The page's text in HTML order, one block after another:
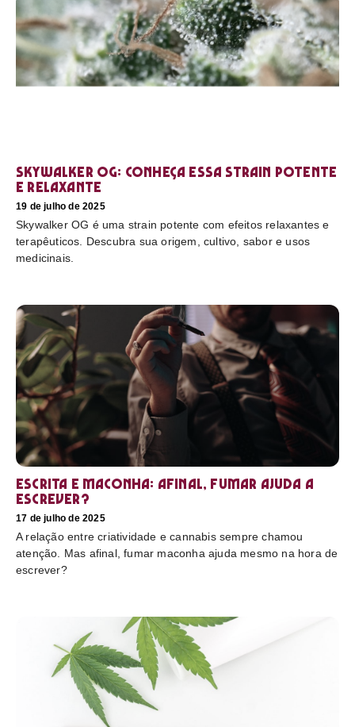
Skywalker OG: conheça essa strain potente
e relaxante
19 de julho de 2025
Skywalker OG é uma strain potente com efeitos relaxantes e
terapêuticos. Descubra sua origem, cultivo, sabor e usos
medicinais.
Escrita e maconha: afinal, fumar ajuda a
escrever?
17 de julho de 2025
A relação entre criatividade e cannabis sempre chamou
atenção. Mas afinal, fumar maconha ajuda mesmo na hora de
escrever?